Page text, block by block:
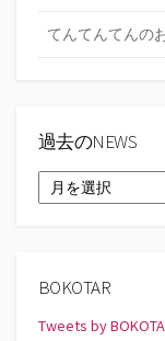
てんてんてんの
過去のNEWS
去
BOKOTAR
Tweets by